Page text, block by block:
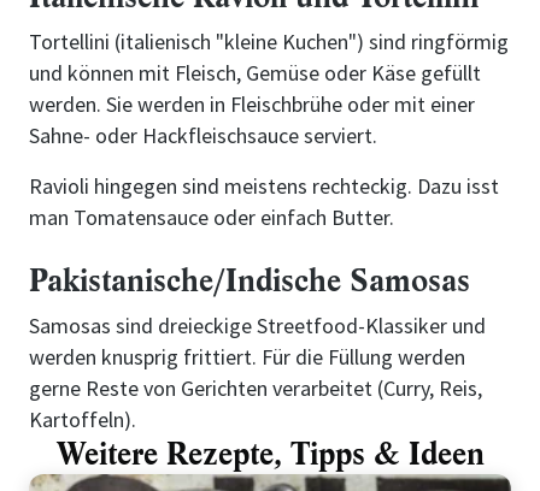
Tortellini (italienisch "kleine Kuchen") sind ringförmig
und können mit Fleisch, Gemüse oder Käse gefüllt
werden. Sie werden in Fleischbrühe oder mit einer
Sahne- oder Hackfleischsauce serviert.
Ravioli hingegen sind meistens rechteckig. Dazu isst
man Tomatensauce oder einfach Butter.
Pakistanische/Indische Samosas
Samosas sind dreieckige Streetfood-Klassiker und
werden knusprig frittiert. Für die Füllung werden
gerne Reste von Gerichten verarbeitet (Curry, Reis,
Kartoffeln).
Weitere Rezepte, Tipps & Ideen